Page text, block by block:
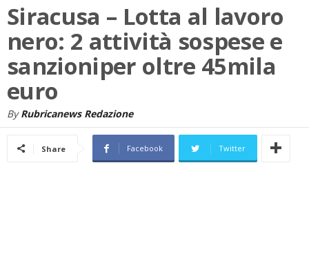
Siracusa – Lotta al lavoro
nero: 2 attività sospese e
sanzioniper oltre 45mila
euro
By Rubricanews Redazione
Share Facebook Twitter